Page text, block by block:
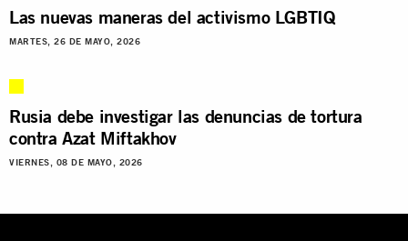
Las nuevas maneras del activismo LGBTIQ
MARTES, 26 DE MAYO, 2026
Rusia debe investigar las denuncias de tortura
contra Azat Miftakhov
VIERNES, 08 DE MAYO, 2026